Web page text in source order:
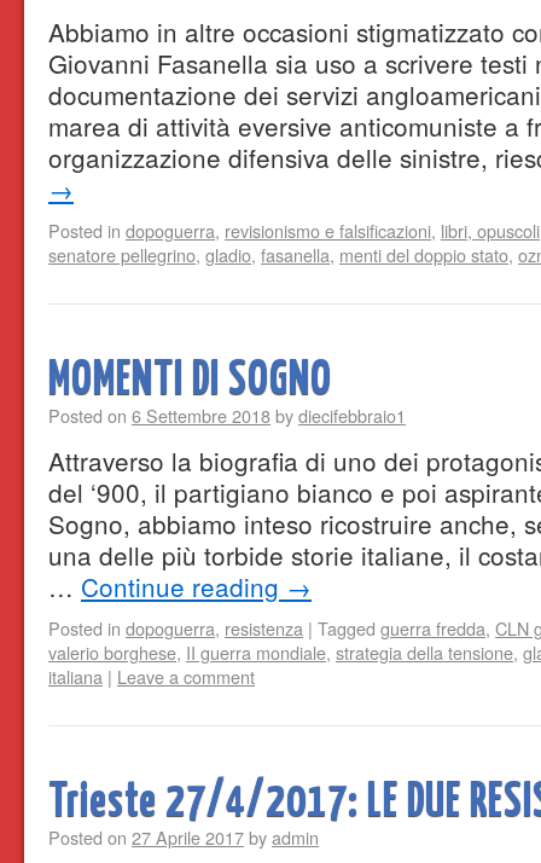
Abbiamo in altre occasioni stigmatizzato
Giovanni Fasanella sia uso a scrivere
documentazione dei servizi
marea di attività eversive anticomuniste a
organizzazione difensiva delle sinistre,
→
Posted in dopoguerra, revisionismo e falsificazioni, libri,
senatore pellegrino, gladio, fasanella, menti del doppio stato,
MOMENTI DI SOGNO
Posted on 6 Settembre 2018bydiecifebbraio1
Attraverso la biografia di uno dei
del ‘900, il partigiano bianco e poi
Sogno, abbiamo inteso ricostruire anche,
una delle più torbide storie italiane, il
… Continue reading →
Posted in dopoguerra, resistenza | Tagged guerra fredda, CLN
valerio borghese, II guerra mondiale, strategia della tensione,
italiana | Leave a comment
Trieste 27/4/2017: LE DUE
Posted on 27 Aprile 2017byadmin